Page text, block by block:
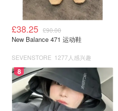
£38.25 £90.00
New Balance 471 运动鞋
SEVENSTORE 1277人感兴趣
8